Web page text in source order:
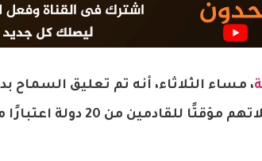
، مساء الثلاثاء، أنه تم تعليق السماح
دولة اعتبارًا من الساعة 9 مساء غدًا الأربعاء.